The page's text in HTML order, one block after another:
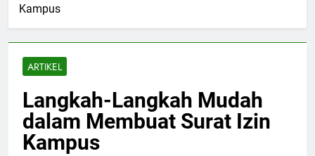
Kampus
ARTIKEL
Langkah-Langkah Mudah
dalam Membuat Surat Izin
Kampus